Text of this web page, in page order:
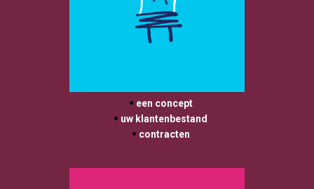
een concept
uw klantenbestand
contracten